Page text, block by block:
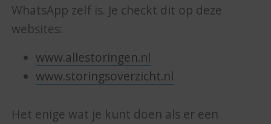
WhatsApp zelf is. Je checkt dit op deze
websites:
www.allestoringen.nl
www.storingsoverzicht.nl
Het enige wat je kunt doen als er een